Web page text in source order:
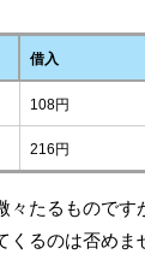
借入
108円
216円
々たるものです
くるのは否めま